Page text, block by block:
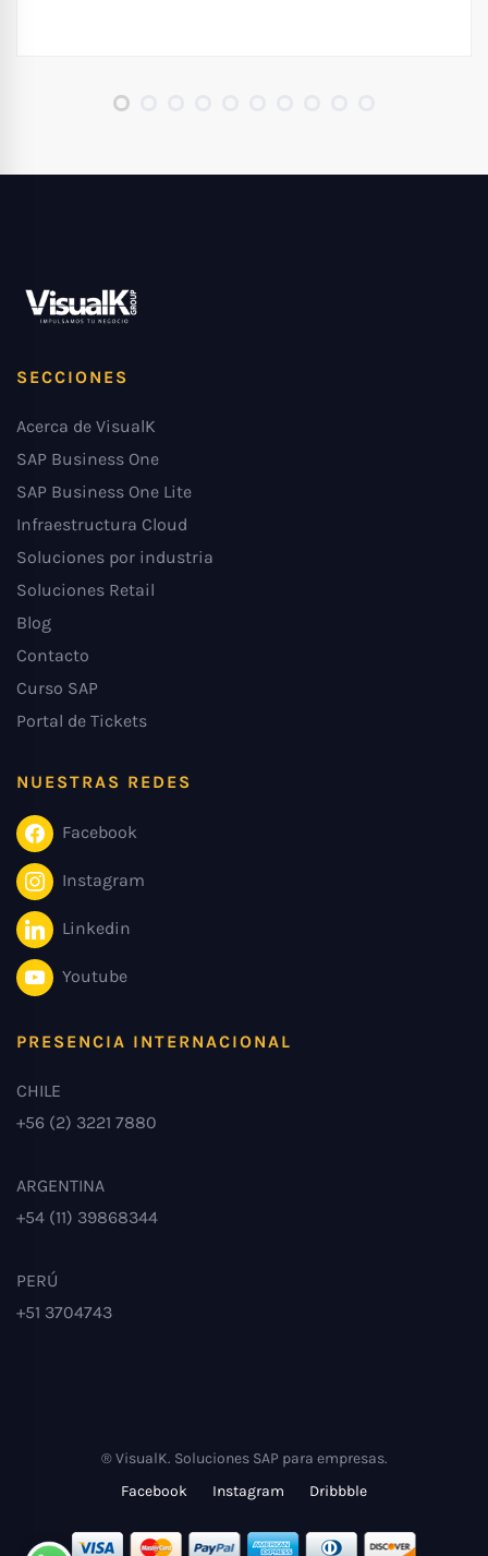
SECCIONES
Acerca de VisualK
SAP Business One
SAP Business One Lite
Infraestructura Cloud
Soluciones por industria
Soluciones Retail
Blog
Contacto
Curso SAP
Portal de Tickets
NUESTRAS REDES
Facebook
Instagram
Linkedin
Youtube
PRESENCIA INTERNACIONAL
CHILE
+56 (2) 3221 7880
ARGENTINA
+54 (11) 39868344
PERÚ
+51 3704743
® VisualK. Soluciones SAP para empresas.
Facebook
Instagram Dribbble